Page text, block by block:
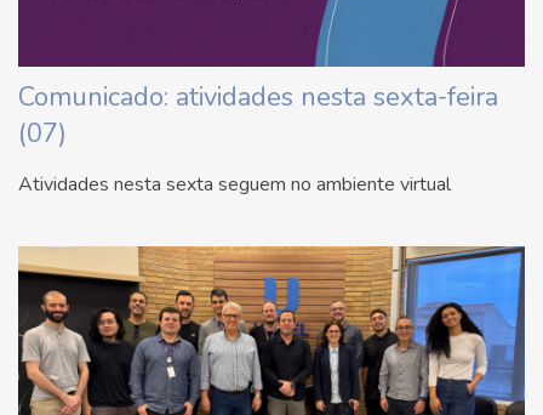
Comunicado: atividades nesta sexta-feira
(07)
Atividades nesta sexta seguem no ambiente virtual